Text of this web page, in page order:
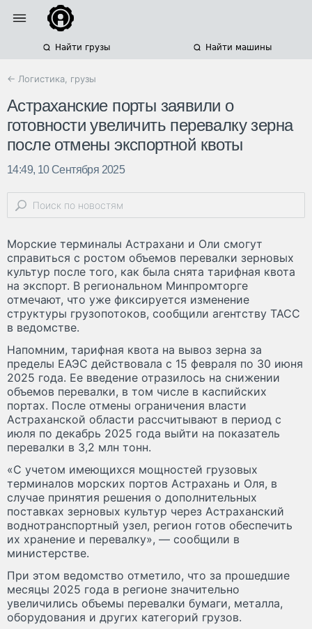
Найти грузы Найти машины
← Логистика, грузы
Астраханские порты заявили о
готовности увеличить перевалку зерна
после отмены экспортной квоты
14:49, 10 Сентября 2025
Морские терминалы Астрахани и Оли смогут
справиться с ростом объемов перевалки зерновых
культур после того, как была снята тарифная квота
на экспорт. В региональном Минпромторге
отмечают, что уже фиксируется изменение
структуры грузопотоков, сообщили агентству ТАСС
в ведомстве.
Напомним, тарифная квота на вывоз зерна за
пределы ЕАЭС действовала с 15 февраля по 30 июня
2025 года. Ее введение отразилось на снижении
объемов перевалки, в том числе в каспийских
портах. После отмены ограничения власти
Астраханской области рассчитывают в период с
июля по декабрь 2025 года выйти на показатель
перевалки в 3,2 млн тонн.
«С учетом имеющихся мощностей грузовых
терминалов морских портов Астрахань и Оля, в
случае принятия решения о дополнительных
поставках зерновых культур через Астраханский
воднотранспортный узел, регион готов обеспечить
их хранение и перевалку», — сообщили в
министерстве.
При этом ведомство отметило, что за прошедшие
месяцы 2025 года в регионе значительно
увеличились объемы перевалки бумаги, металла,
оборудования и других категорий грузов.